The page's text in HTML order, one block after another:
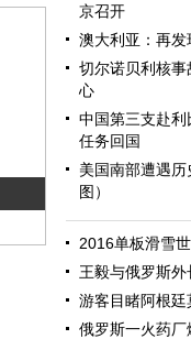
京召开
澳大利亚：再
切尔诺贝利核
心
中国第三支赴
任务回国
美国南部遭遇
图）
2016单板滑雪
王毅与俄罗斯
游客目睹阿根
俄罗斯一火药